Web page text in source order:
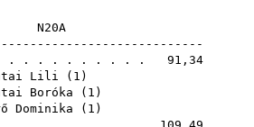
N20A
. . . . . . . . . . 91,34
Lili ( 1 )
Boróka ( 1 )
Dominika ( 1 )